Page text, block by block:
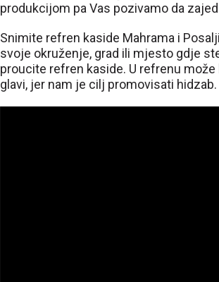
produkcijom pa Vas pozivamo da
Snimite refren kaside Mahrama i
svoje okruženje, grad ili mjesto gdje
proucite refren kaside. U refrenu može
glavi, jer nam je cilj promovisati hidzab.